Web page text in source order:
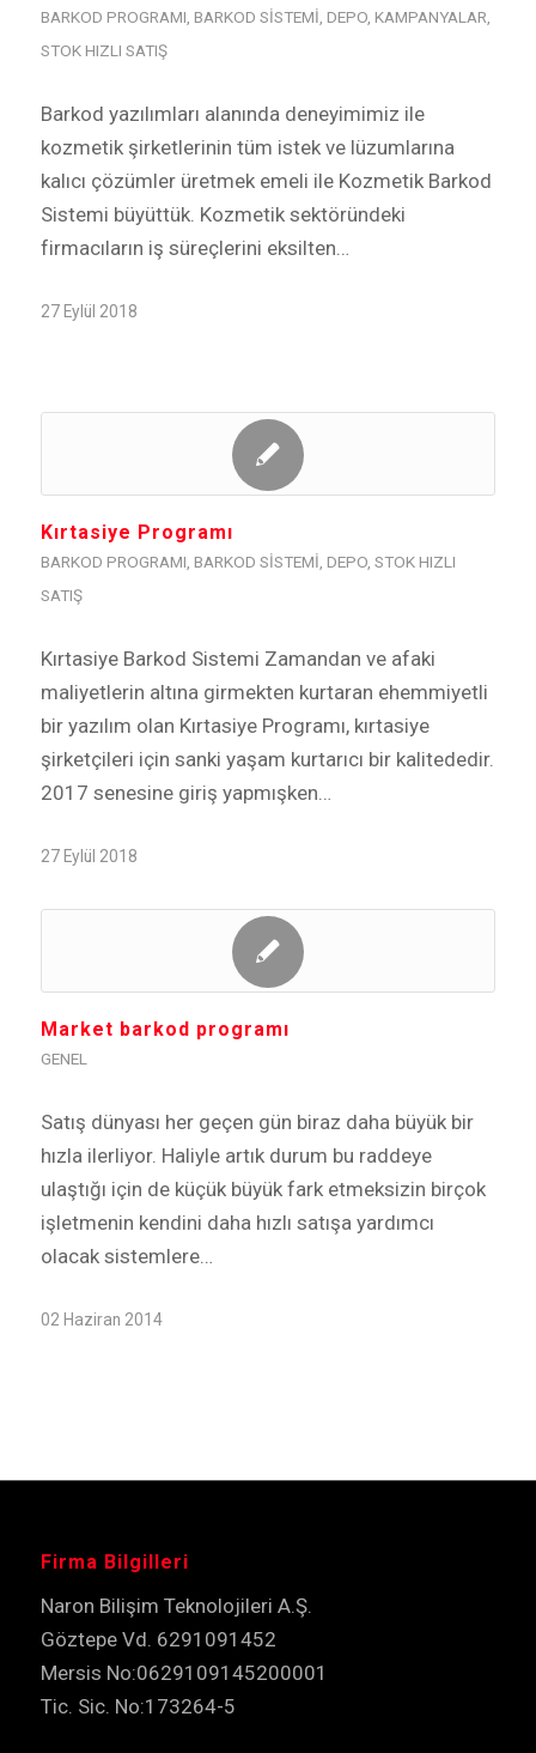
BARKOD PROGRAMI BARKOD SISTEMI DEPO, KAMPANYALAR
STOK HIZLI SATIŞ
Barkod yazılımları alanında deneyimimiz ile
kozmetik şirketlerinin tüm istek ve lüzumlarına
kalıcı çözümler üretmek emeli ile Kozmetik Barkod
Sistemi büyüttük. Kozmetik sektöründeki
firmacıların iş süreçlerini eksilten…
27 Eylül 2018
Kırtasiye Programı
BARKOD PROGRAMI BARKOD SISTEMI DEPO, STOK HIZLI
SATIŞ
Kırtasiye Barkod Sistemi Zamandan ve afaki
maliyetlerin altına girmekten kurtaran ehemmiyetli
bir yazılım olan Kırtasiye Programı, kırtasiye
şirketçileri için sanki yaşam kurtarıcı bir kalitededir.
2017 senesine giriş yapmışken…
27 Eylül 2018
Market barkod programı
GENEL
Satış dünyası her geçen gün biraz daha büyük bir
hızla ilerliyor. Haliyle artık durum bu raddeye
ulaştığı için de küçük büyük fark etmeksizin birçok
işletmenin kendini daha hızlı satışa yardımcı
olacak sistemlere…
02 Haziran 2014
Firma Bilgilleri
Naron Bilişim Teknolojileri A.Ş.
Göztepe Vd. 6291091452
Mersis No:0629109145200001
Tic. Sic. No:173264-5